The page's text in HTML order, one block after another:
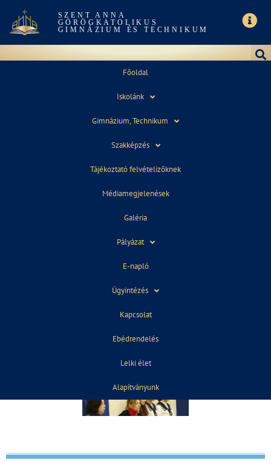
SZENT ANNA
GÖRÖGKATOLIKUS
GIMNÁZIUM ÉS TECHNIKUM
Főoldal
Iskolánk
Gimnázium, Technikum
Szakképzés
Tájékoztató felvételizőknek
Médiamegjelenések
Galéria
Pályázat
E-napló
Ügyintézés
Kapcsolat
Ebédrendelés
Lelki élet
Alapítványunk
2023. SZENT ANNA NAP